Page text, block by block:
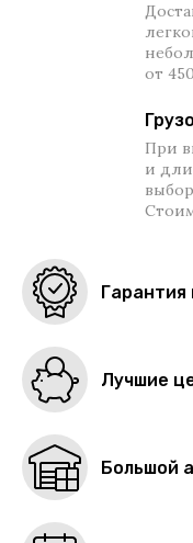
от
При
и
Гарантия
Лучшие
Большой